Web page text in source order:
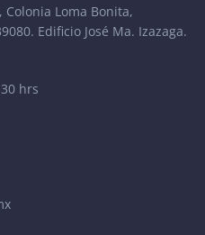
Colonia Loma Bonita,
Edificio José Ma. Izazaga.
hrs